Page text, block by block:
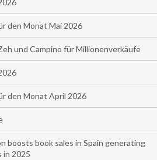
den Monat Mai 2026
und Campino für Millionenverkäufe
den Monat April 2026
boosts book sales in Spain generating
in 2025